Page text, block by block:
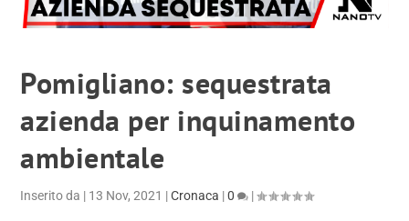
Pomigliano: sequestrata
azienda per inquinamento
ambientale
Inserito da | 13 Nov, 2021 |Cronaca |0 |